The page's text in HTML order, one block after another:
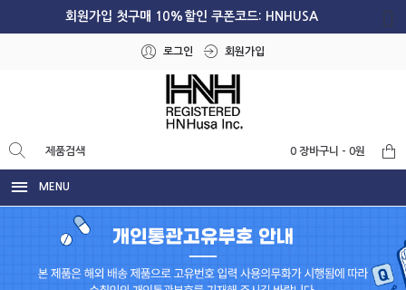
회원가입 첫구매 10%할인 쿠폰코드: HNHUSA
로그인 회원가입
0 장바구니 - 0원
MENU